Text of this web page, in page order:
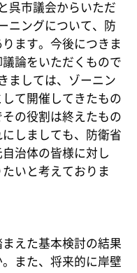
呉市議会からいただ
ニングについて、防
ます。今後につきま
論をいただくもので
ましては、ゾーニン
て開催してきたもの
の役割は終えたもの
しましても、防衛省
治体の皆様に対し
いと考えておりま
えた基本検討の結果
また、将来的に岸壁